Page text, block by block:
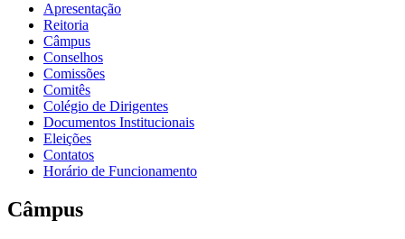
Apresentação
Reitoria
Câmpus
Conselhos
Comissões
Comitês
Colégio de Dirigentes
Documentos Institucionais
Eleições
Contatos
Horário de Funcionamento
Câmpus